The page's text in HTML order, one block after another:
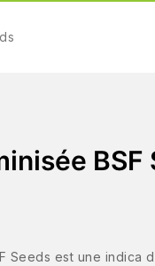
BSF
Seeds est une indica